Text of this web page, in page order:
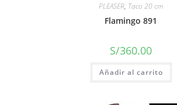
PLEASER, Taco 20 cm
Flamingo 891
S/360.00
Añadir al carrito